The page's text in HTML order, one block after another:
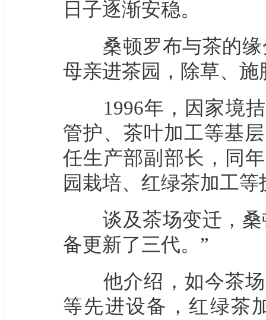
日子逐渐安稳。
桑顿罗布与茶的缘
母亲进茶园，除草、
1996年，因家境拮
管护、茶叶加工等基
任生产部副部长，同
园栽培、红绿茶加工等
谈及茶场变迁，桑
备更新了三代。”
他介绍，如今茶场
等先进设备，红绿茶